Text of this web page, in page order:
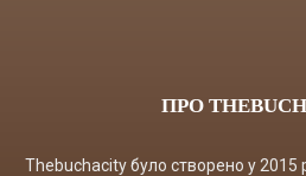
ПРО
Thebuchacity було створено у 2015